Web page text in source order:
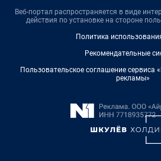
Веб-портал распространяется в виде
действия по установке на стороне
Политика
Рекомендательные
Пользовательское соглашение сервиса
рекламы»